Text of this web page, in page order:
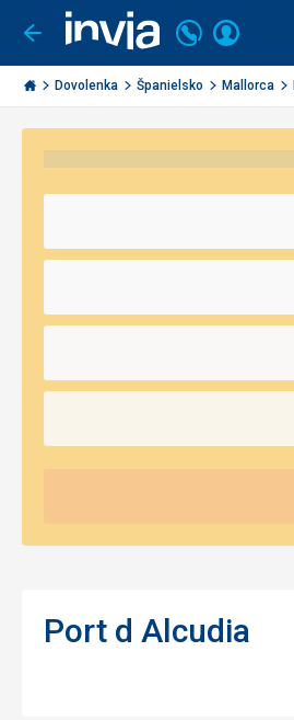
Ísť
späť
Invia.sk
Volajte
+421
2
3221
Prihlásiť
Dovolenka Španielsko Mallorca
Port d Alcudia